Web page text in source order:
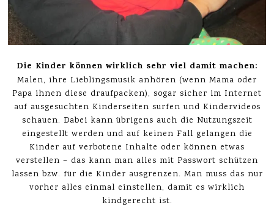
Die Kinder können wirklich sehr viel damit machen:
Malen, ihre Lieblingsmusik anhören (wenn Mama oder
Papa ihnen diese draufpacken), sogar sicher im Internet
auf ausgesuchten Kinderseiten surfen und Kindervideos
schauen. Dabei kann übrigens auch die Nutzungszeit
eingestellt werden und auf keinen Fall gelangen die
Kinder auf verbotene Inhalte oder können etwas
verstellen – das kann man alles mit Passwort schützen
lassen bzw. für die Kinder ausgrenzen. Man muss das nur
vorher alles einmal einstellen, damit es wirklich
kindgerecht ist.